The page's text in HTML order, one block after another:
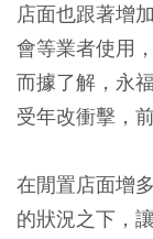
店面也跟著增
會等業者使用
而據了解，永
受年改衝擊，
在閒置店面增
的狀況之下，